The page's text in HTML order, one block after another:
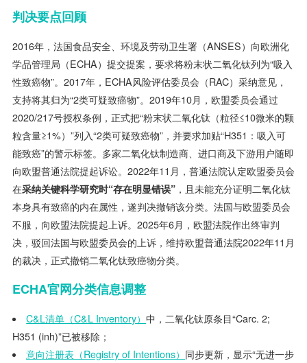
判决要点回顾
2016年，法国食品安全、环境及劳动卫生署（ANSES）向欧洲化
学品管理局（ECHA）提交提案，要求将粉末状二氧化钛列为“吸入
性致癌物”。2017年，ECHA风险评估委员会（RAC）采纳意见，
支持将其归为“2类可疑致癌物”。2019年10月，欧盟委员会通过
2020/217号授权条例，正式把“粉末状二氧化钛（粒径≤10微米的颗
粒含量≥1%）”列入“2类可疑致癌物”，并要求加贴“H351：吸入可
能致癌”的警示标签。多家二氧化钛制造商、进口商及下游用户随即
向欧盟普通法院提起诉讼。2022年11月，普通法院认定欧盟委员会
在采纳关键科学研究时“存在明显错误”，且未能充分证明二氧化钛
本身具有致癌的内在属性，遂判决撤销该分类。法国与欧盟委员会
不服，向欧盟法院提起上诉。2025年6月，欧盟法院作出终审判
决，驳回法国与欧盟委员会的上诉，维持欧盟普通法院2022年11月
的裁决，正式撤销二氧化钛致癌物分类。
ECHA官网分类信息调整
C&L清单（C&L Inventory）中，二氧化钛原条目“Carc. 2;
H351 (inh)”已被移除；
意向注册表（Registry of Intentions） 同步更新，显示“无进一步